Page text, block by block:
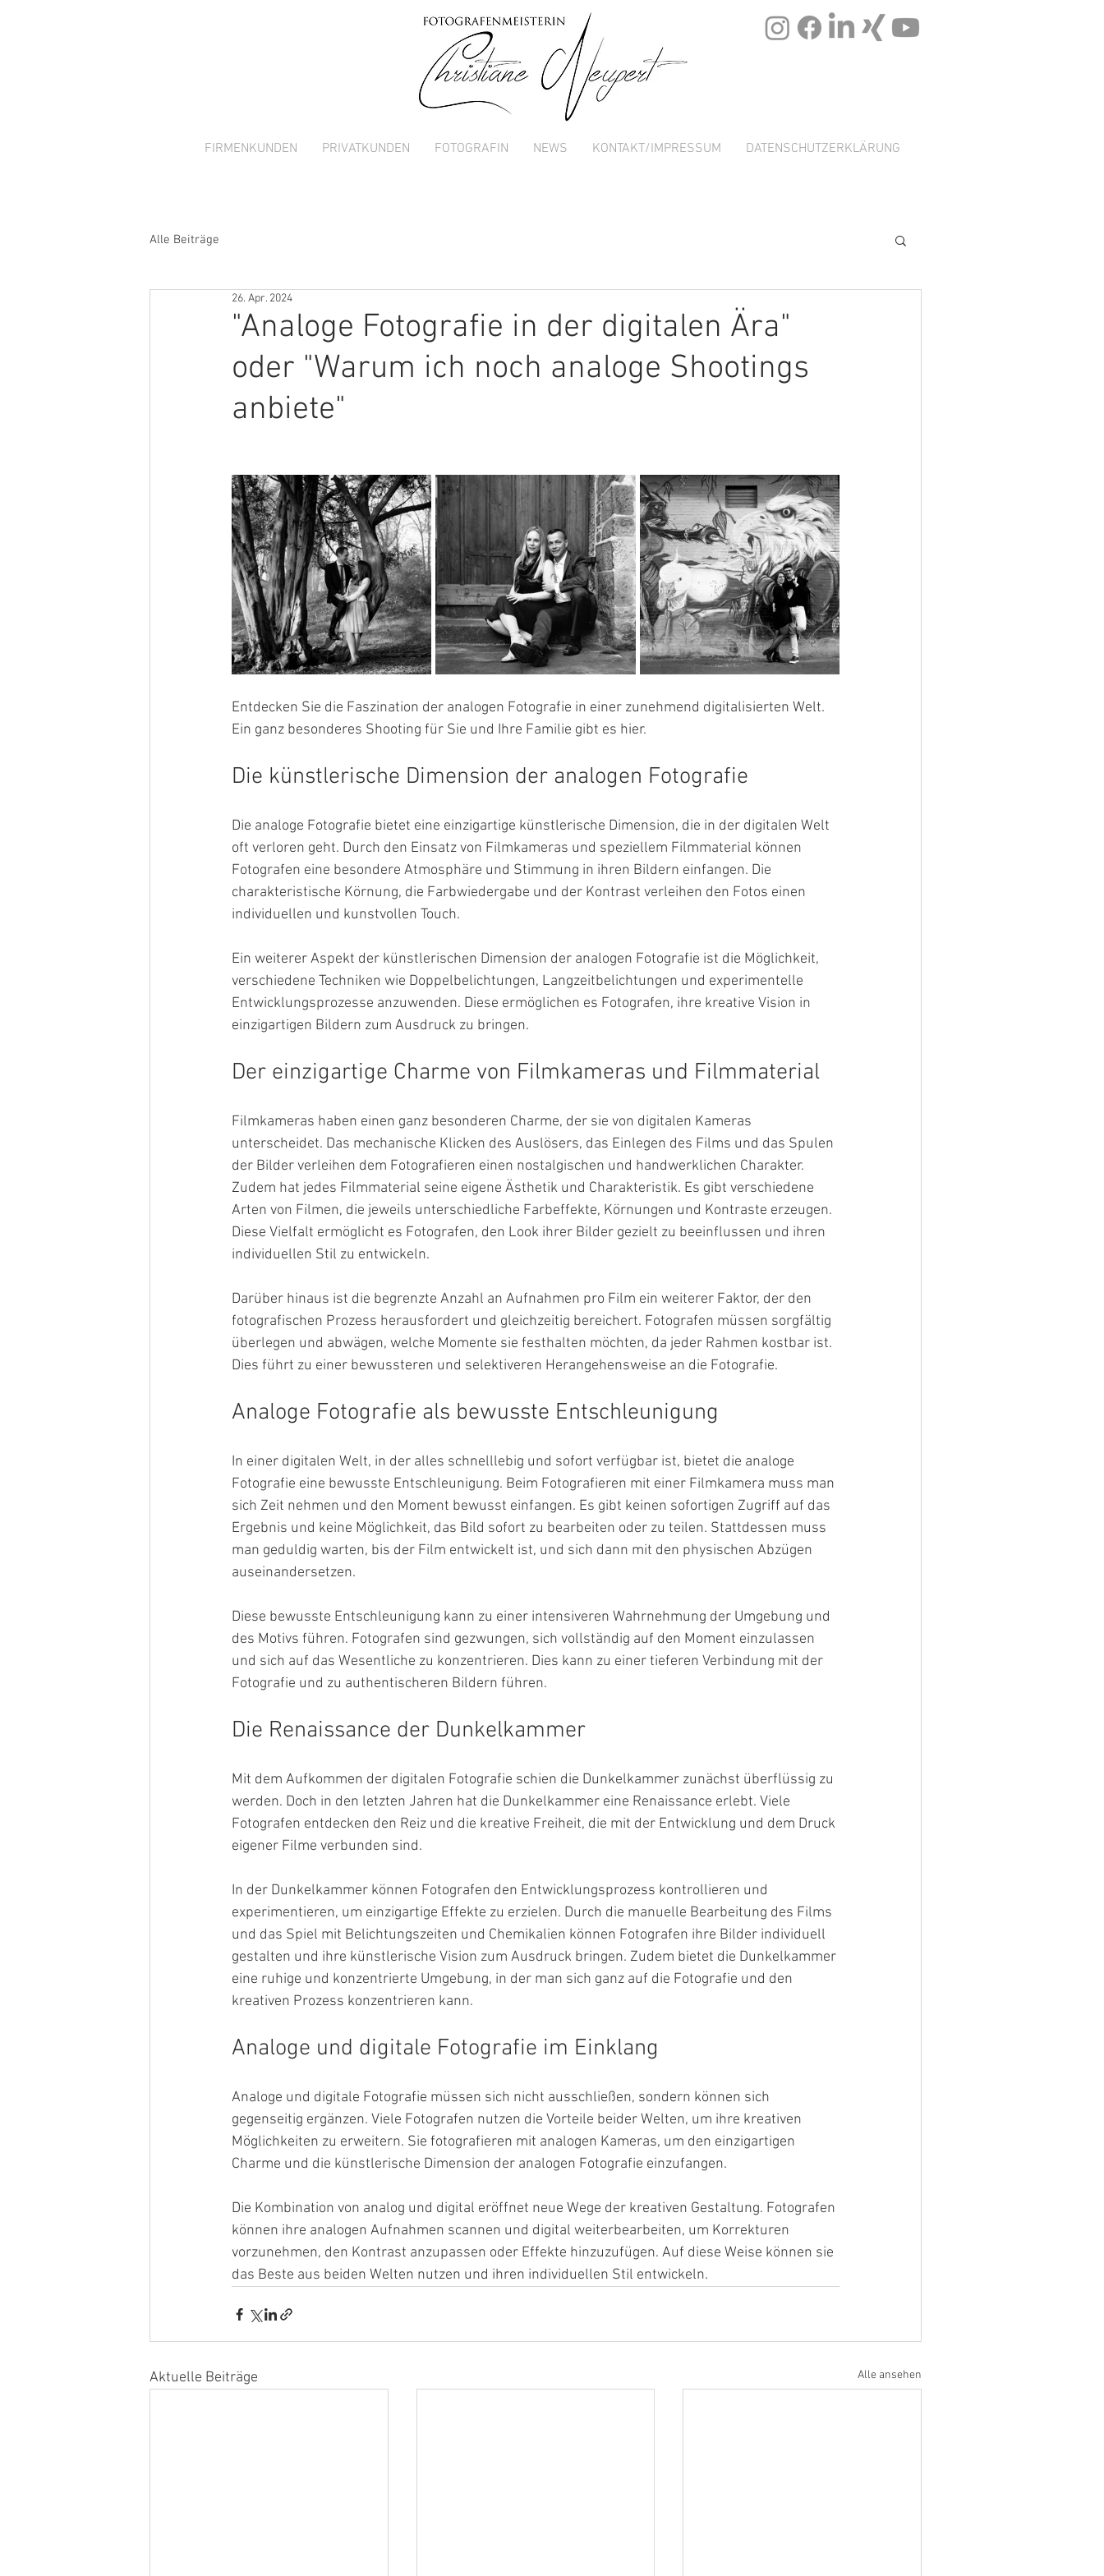
FIRMENKUNDEN PRIVATKUNDEN FOTOGRAFIN NEWS KONTAKT/IMPRESSUM DATENSCHUTZERKLÄRUNG
Alle Beiträge
"Analoge Fotografie in der digitalen Ära"
oder "Warum ich noch analoge Shootings
anbiete"
26. Apr. 2024
Entdecken Sie die Faszination der analogen Fotografie in einer zunehmend digitalisierten Welt.
Ein ganz besonderes Shooting für Sie und Ihre Familie gibt es hier.
Die künstlerische Dimension der analogen Fotografie
Die analoge Fotografie bietet eine einzigartige künstlerische Dimension, die in der digitalen Welt
oft verloren geht. Durch den Einsatz von Filmkameras und speziellem Filmmaterial können
Fotografen eine besondere Atmosphäre und Stimmung in ihren Bildern einfangen. Die
charakteristische Körnung, die Farbwiedergabe und der Kontrast verleihen den Fotos einen
individuellen und kunstvollen Touch.
Ein weiterer Aspekt der künstlerischen Dimension der analogen Fotografie ist die Möglichkeit,
verschiedene Techniken wie Doppelbelichtungen, Langzeitbelichtungen und experimentelle
Entwicklungsprozesse anzuwenden. Diese ermöglichen es Fotografen, ihre kreative Vision in
einzigartigen Bildern zum Ausdruck zu bringen.
Der einzigartige Charme von Filmkameras und Filmmaterial
Filmkameras haben einen ganz besonderen Charme, der sie von digitalen Kameras
unterscheidet. Das mechanische Klicken des Auslösers, das Einlegen des Films und das Spulen
der Bilder verleihen dem Fotografieren einen nostalgischen und handwerklichen Charakter.
Zudem hat jedes Filmmaterial seine eigene Ästhetik und Charakteristik. Es gibt verschiedene
Arten von Filmen, die jeweils unterschiedliche Farbeffekte, Körnungen und Kontraste erzeugen.
Diese Vielfalt ermöglicht es Fotografen, den Look ihrer Bilder gezielt zu beeinflussen und ihren
individuellen Stil zu entwickeln.
Darüber hinaus ist die begrenzte Anzahl an Aufnahmen pro Film ein weiterer Faktor, der den
fotografischen Prozess herausfordert und gleichzeitig bereichert. Fotografen müssen sorgfältig
überlegen und abwägen, welche Momente sie festhalten möchten, da jeder Rahmen kostbar ist.
Dies führt zu einer bewussteren und selektiveren Herangehensweise an die Fotografie.
Analoge Fotografie als bewusste Entschleunigung
In einer digitalen Welt, in der alles schnelllebig und sofort verfügbar ist, bietet die analoge
Fotografie eine bewusste Entschleunigung. Beim Fotografieren mit einer Filmkamera muss man
sich Zeit nehmen und den Moment bewusst einfangen. Es gibt keinen sofortigen Zugriff auf das
Ergebnis und keine Möglichkeit, das Bild sofort zu bearbeiten oder zu teilen. Stattdessen muss
man geduldig warten, bis der Film entwickelt ist, und sich dann mit den physischen Abzügen
auseinandersetzen.
Diese bewusste Entschleunigung kann zu einer intensiveren Wahrnehmung der Umgebung und
des Motivs führen. Fotografen sind gezwungen, sich vollständig auf den Moment einzulassen
und sich auf das Wesentliche zu konzentrieren. Dies kann zu einer tieferen Verbindung mit der
Fotografie und zu authentischeren Bildern führen.
Die Renaissance der Dunkelkammer
Mit dem Aufkommen der digitalen Fotografie schien die Dunkelkammer zunächst überflüssig zu
werden. Doch in den letzten Jahren hat die Dunkelkammer eine Renaissance erlebt. Viele
Fotografen entdecken den Reiz und die kreative Freiheit, die mit der Entwicklung und dem Druck
eigener Filme verbunden sind.
In der Dunkelkammer können Fotografen den Entwicklungsprozess kontrollieren und
experimentieren, um einzigartige Effekte zu erzielen. Durch die manuelle Bearbeitung des Films
und das Spiel mit Belichtungszeiten und Chemikalien können Fotografen ihre Bilder individuell
gestalten und ihre künstlerische Vision zum Ausdruck bringen. Zudem bietet die Dunkelkammer
eine ruhige und konzentrierte Umgebung, in der man sich ganz auf die Fotografie und den
kreativen Prozess konzentrieren kann.
Analoge und digitale Fotografie im Einklang
Analoge und digitale Fotografie müssen sich nicht ausschließen, sondern können sich
gegenseitig ergänzen. Viele Fotografen nutzen die Vorteile beider Welten, um ihre kreativen
Möglichkeiten zu erweitern. Sie fotografieren mit analogen Kameras, um den einzigartigen
Charme und die künstlerische Dimension der analogen Fotografie einzufangen.
Die Kombination von analog und digital eröffnet neue Wege der kreativen Gestaltung. Fotografen
können ihre analogen Aufnahmen scannen und digital weiterbearbeiten, um Korrekturen
vorzunehmen, den Kontrast anzupassen oder Effekte hinzuzufügen. Auf diese Weise können sie
das Beste aus beiden Welten nutzen und ihren individuellen Stil entwickeln.
Aktuelle Beiträge Alle ansehen